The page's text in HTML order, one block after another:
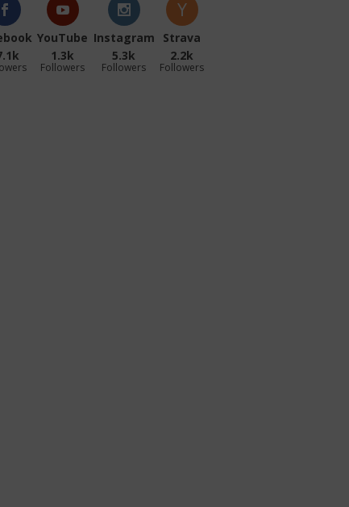
YouTube
1.3k
Followers
Instagram
5.3k
Followers
Strava
2.2k
Followers